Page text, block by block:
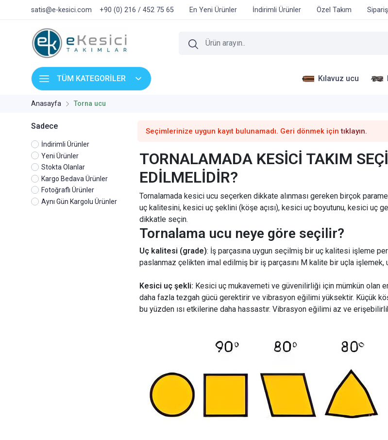
satis@e-kesici.com +90 (0) 216 / 452 75 65 En Yeni Ürünler İndirimli Ürünler Özel Takım
TÜM KATEGORİLER Kılavuz ucu
Anasayfa Torna ucu
Sadece
İndirimli Ürünler
Yeni Ürünler
Stokta Olanlar
Kargo Bedava Ürünler
Fotoğraflı Ürünler
Aynı Gün Kargolu Ürünler
Seçimlerinize uygun kayıt bulunamadı. Geri dönmek içintıklayın.
TORNALAMADA KESİCİ TAKIM
EDİLMELİDİR?
Tornalamada kesici ucu seçerken dikkate alınması gereken birçok
uç kalitesini, kesici uç şeklini (köşe açısı), kesici uç boyutunu, kesici uç
dikkatle seçin.
Tornalama ucu neye göre seçilir?
Uç kalitesi (grade): İş parçasına uygun seçilmiş bir uç kalitesi işleme
paslanmaz çelikten imal edilmiş bir iş parçasını M kalite bir uçla işlemek,
Kesici uç şekli: Kesici uç mukavemeti ve güvenilirliği için mümkün olan
daha fazla tezgah gücü gerektirir ve vibrasyon eğilimi yüksektir. Küçük
bu yüzden ısı etkilerine daha hassastır. Vibrasyon eğilimi az ve